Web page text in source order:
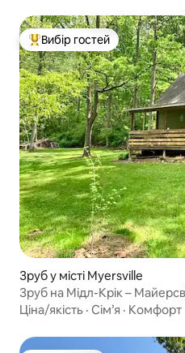
Топ вибір гостей
Вибір гостей
Зруб у місті Myersville
Зруб на Мідл-Крік –
Ціна/якість · Сім’я · Комфорт